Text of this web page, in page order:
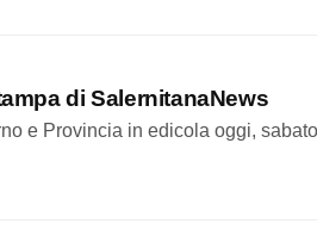
di SalernitanaNews
e Provincia in edicola oggi, sabato